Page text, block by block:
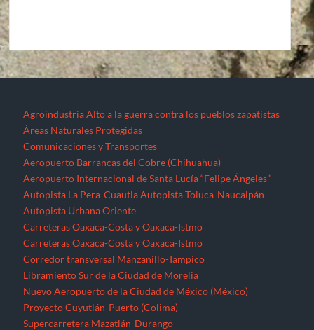
Agroindustria Alto a la guerra contra los pueblos zapatistas
Áreas Naturales Protegidas
Comunicaciones y Transportes
Aeropuerto Barrancas del Cobre (Chihuahua)
Aeropuerto Internacional de Santa Lucía “Felipe Ángeles”
Autopista La Pera-Cuautla Autopista Toluca-Naucalpán
Autopista Urbana Oriente
Carreteras Oaxaca-Costa y Oaxaca-Istmo
Carreteras Oaxaca-Costa y Oaxaca-Istmo
Corredor transversal Manzanillo-Tampico
Libramiento Sur de la Ciudad de Morelia
Nuevo Aeropuerto de la Ciudad de México (México)
Proyecto Cuyutlán-Puerto (Colima)
Supercarretera Mazatlán-Durango